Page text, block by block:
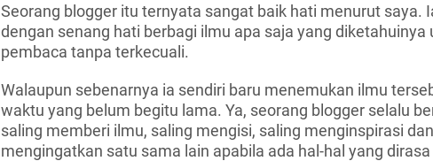
Seorang blogger itu ternyata sangat baik hati menurut saya.
dengan senang hati berbagi ilmu apa saja yang diketahuinya
pembaca tanpa terkecuali.
Walaupun sebenarnya ia sendiri baru menemukan ilmu
waktu yang belum begitu lama. Ya, seorang blogger selalu
saling memberi ilmu, saling mengisi, saling menginspirasi
mengingatkan satu sama lain apabila ada hal-hal yang